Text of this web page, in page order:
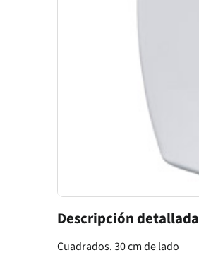
Descripción detallada
Cuadrados. 30 cm de lado